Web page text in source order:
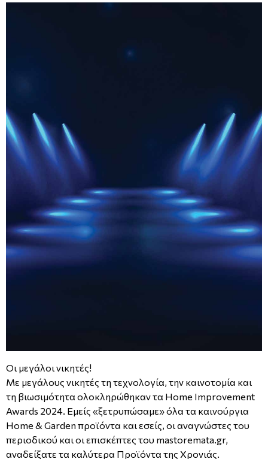
Οι μεγάλοι νικητές!
Με μεγάλους νικητές τη τεχνολογία, την καινοτομία και
τη βιωσιμότητα ολοκληρώθηκαν τα Home Improvement
Awards 2024. Εμείς «ξετρυπώσαμε» όλα τα καινούργια
Home & Garden προϊόντα και εσείς, οι αναγνώστες του
περιοδικού και οι επισκέπτες του mastoremata.gr,
αναδείξατε τα καλύτερα Προϊόντα της Χρονιάς.